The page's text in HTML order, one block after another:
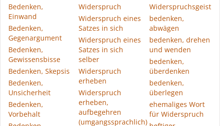
Bedenken,
Einwand
Bedenken,
Gegenargument
Bedenken,
Gewissensbisse
Bedenken, Skepsis
Bedenken,
Unsicherheit
Bedenken,
Vorbehalt
Widerspruch
Widerspruch eines
Satzes in sich
Widerspruch eines
Satzes in sich
selber
Widerspruch
erheben
Widerspruch
erheben,
aufbegehren
(umgangssprachlich)
Widerspruchsgeist
bedenken,
abwägen
bedenken, drehen
und wenden
bedenken,
überdenken
bedenken,
überlegen
ehemaliges Wort
für Widerspruch